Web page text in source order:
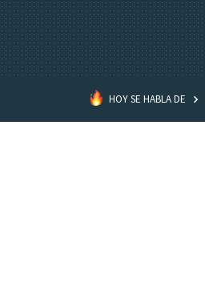
HOY SE HABLA DE